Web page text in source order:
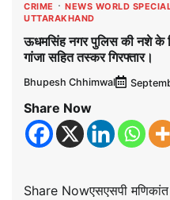
CRIME NEWS WORLD
UTTARAKHAND
ऊधमसिंह नगर पुलिस की नशे के
गांजा सहित तस्कर गिरफ्तार।
Bhupesh Chhimwal
Share Now
Share Nowएसएसपी